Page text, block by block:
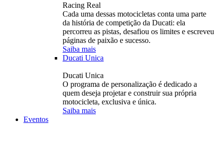
Racing Real
Cada uma dessas motocicletas conta uma parte
da história de competição da Ducati: ela
percorreu as pistas, desafiou os limites e escreveu
páginas de paixão e sucesso.
Saiba mais
Ducati Unica
Ducati Unica
O programa de personalização é dedicado a
quem deseja projetar e construir sua própria
motocicleta, exclusiva e única.
Saiba mais
Eventos